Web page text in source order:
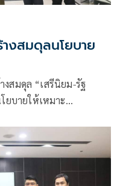
งสมดุล “เสรีนิยม-รัฐ
ยบายให้เหมาะ